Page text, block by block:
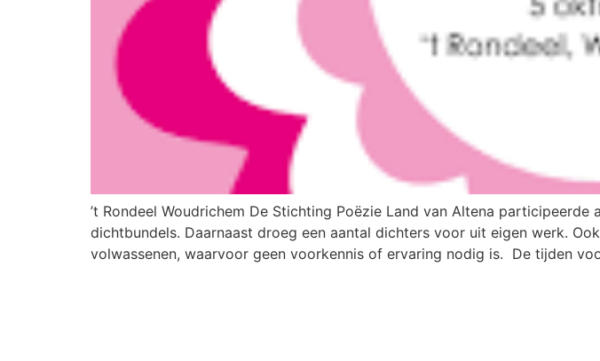
’t Rondeel Woudrichem De Stichting Poëzie Land van Altena
dichtbundels. Daarnaast droeg een aantal dichters voor uit eigen werk.
volwassenen, waarvoor geen voorkennis of ervaring nodig is. De tijden